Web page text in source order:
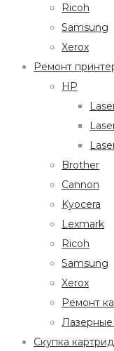
Ricoh
Samsung
Xerox
Ремонт
HP
Brother
Cannon
Kyocera
Lexmark
Ricoh
Samsung
Xerox
Ремонт
Скупка